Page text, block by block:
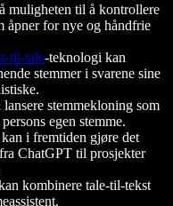
muligheten til å kontrollere
åpner for nye og håndfrie
til-tale-teknologi kan
stemmer i svarene sine
stemmekloning som
egen stemme.
i fremtiden gjøre det
ChatGPT til prosjekter
kombinere tale-til-tekst